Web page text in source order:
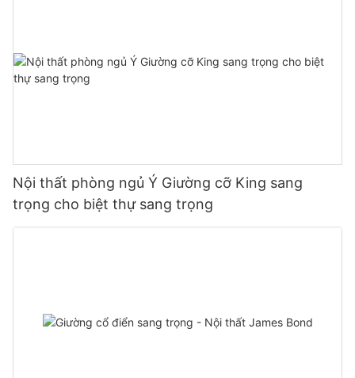
Nội thất phòng ngủ Ý Giường cỡ King sang
trọng cho biệt thự sang trọng